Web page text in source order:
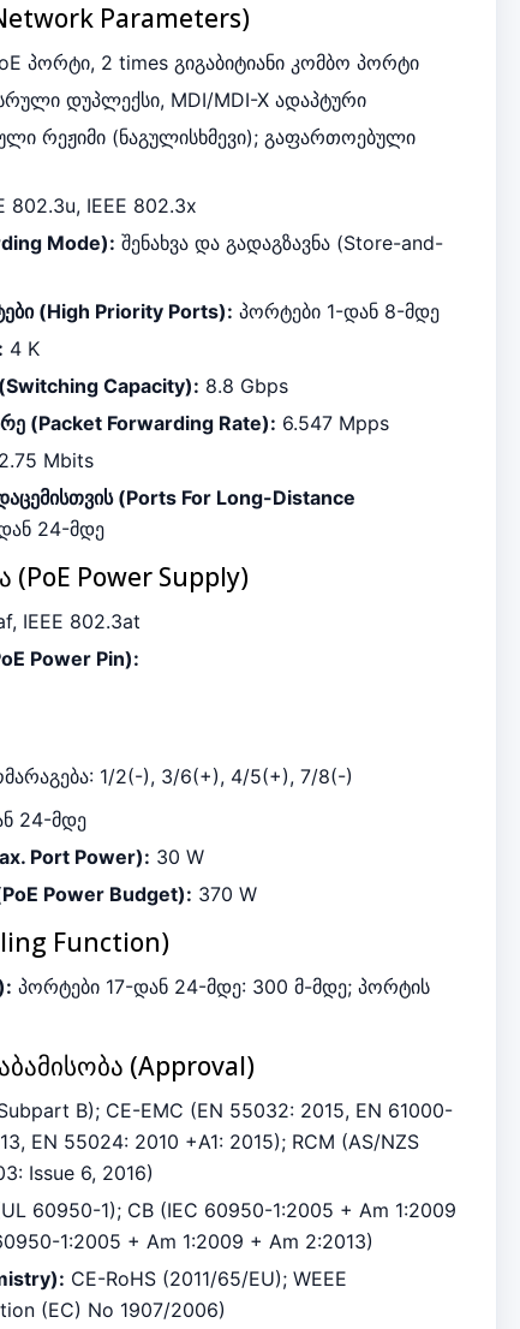
Parameters)
პორტი, 2 times გიგაბიტიანი კომბო პორტი
დუპლექსი, MDI/MDI-X ადაპტური
რეჟიმი (ნაგულისხმევი); გაფართოებული
802.3u, IEEE 802.3x
Mode): შენახვა და გადაგზავნა (Store-and-
(High Priority Ports): პორტები 1-დან 8-მდე
4 K
Capacity): 8.8 Gbps
(Packet Forwarding Rate): 6.547 Mpps
2.75 Mbits
(Ports For Long-Distance
24-მდე
(PoE Power Supply)
IEEE 802.3at
Power Pin):
1/2(-), 3/6(+), 4/5(+), 7/8(-)
24-მდე
Port Power): 30 W
Power Budget): 370 W
Function)
პორტები 17-დან 24-მდე: 300 მ-მდე; პორტის
(Approval)
B); CE-EMC (EN 55032: 2015, EN 61000-
EN 55024: 2010 +A1: 2015); RCM (AS/NZS
Issue 6, 2016)
60950-1); CB (IEC 60950-1:2005 + Am 1:2009
1:2005 + Am 1:2009 + Am 2:2013)
CE-RoHS (2011/65/EU); WEEE
(EC) No 1907/2006)